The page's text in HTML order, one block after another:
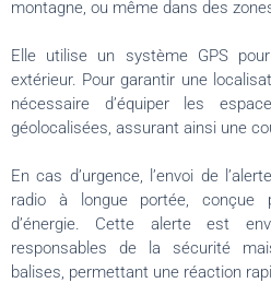
montagne, ou même dans des
Elle utilise un système GPS
extérieur. Pour garantir une
nécessaire d’équiper les
géolocalisées, assurant ainsi une
En cas d’urgence, l’envoi de
radio à longue portée, conçue
d’énergie. Cette alerte est
responsables de la sécurité
balises, permettant une réaction